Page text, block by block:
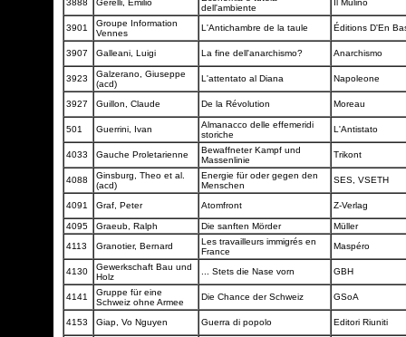
3888 Gerelli, Emilio
dell'ambiente
Il Mulino
3901
Groupe Information
Vennes
L'Antichambre de la taule Éditions D'En
3907 Galleani, Luigi La fine dell'anarchismo? Anarchismo
3923
Galzerano, Giuseppe
(acd)
L'attentato al Diana Napoleone
3927 Guillon, Claude De la Révolution Moreau
501 Guerrini, Ivan
Almanacco delle effemeridi
storiche
L'Antistato
4033 Gauche Proletarienne
Bewaffneter Kampf und
Massenlinie
Trikont
4088
Ginsburg, Theo et al.
(acd)
Energie für oder gegen den
Menschen
SES, VSETH
4091 Graf, Peter Atomfront Z-Verlag
4095 Graeub, Ralph Die sanften Mörder
Müller
4113
Granotier, Bernard
Les travailleurs immigrés en
France
Maspéro
4130
Gewerkschaft Bau und
Holz
... Stets die Nase vorn GBH
4141
Gruppe für eine
Schweiz ohne Armee
Die Chance der Schweiz GSoA
4153 Giap, Vo Nguyen Guerra di popolo Editori Riuniti